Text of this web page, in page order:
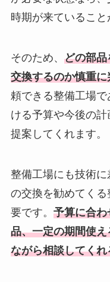
時期が来ていること
そのため、 どの部品
交換するのか慎重
頼できる整備工場
ける予算や今後の
提案してくれます。
整備工場にも技術
の交換を勧めてく
要です。 予算に合
品、一定の期間使
ながら相談してく